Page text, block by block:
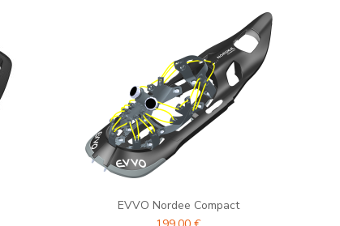
EVVO Nordee Compact